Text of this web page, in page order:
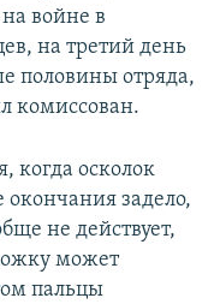
войне в
на третий день
половины отряда,
комиссован.
когда осколок
задело,
не действует,
может
пальцы